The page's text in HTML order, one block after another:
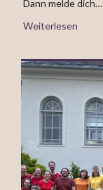
Dann melde dich…
Weiterlesen